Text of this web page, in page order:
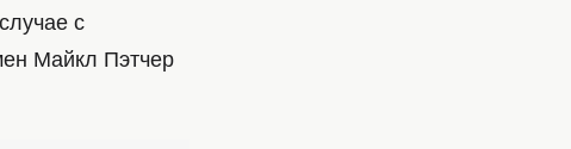
с
Майкл Пэтчер